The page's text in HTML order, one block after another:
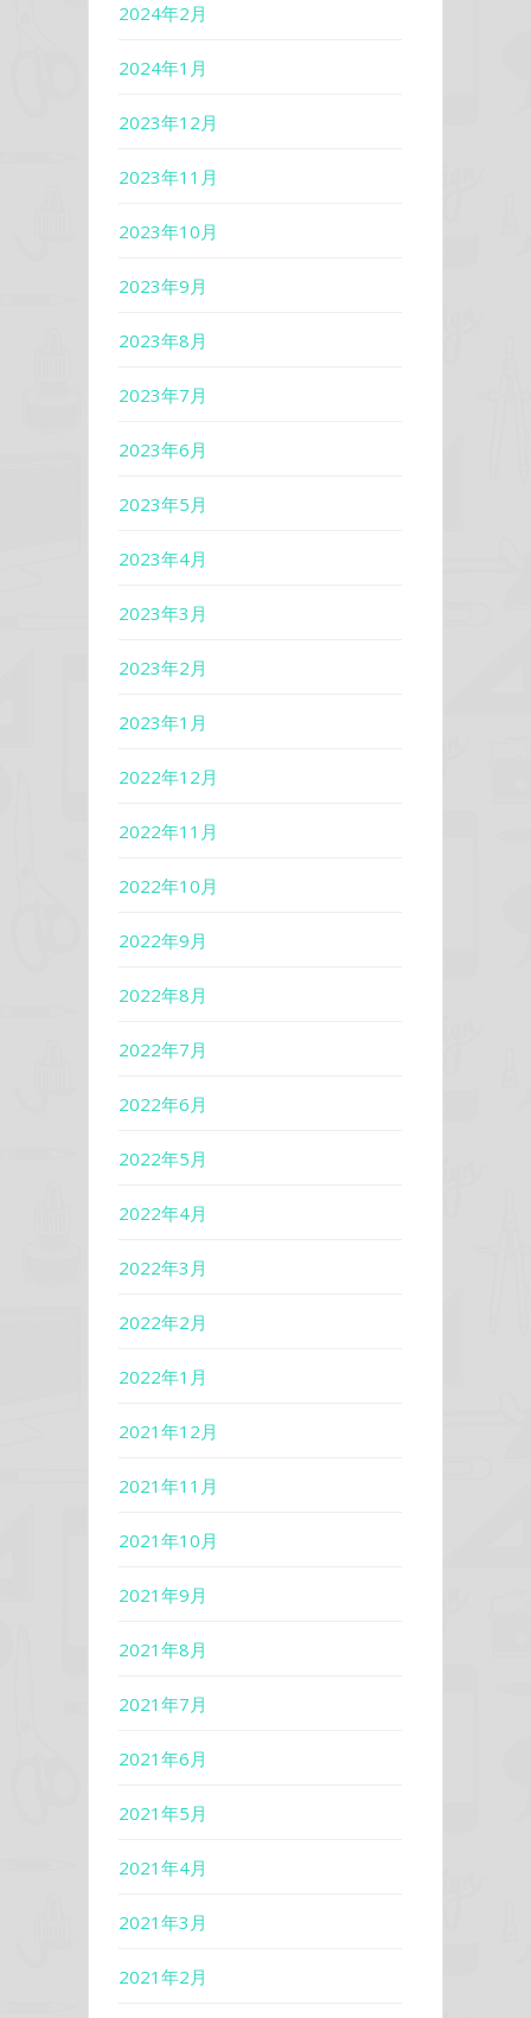
2024年2月
2024年1月
2023年12月
2023年11月
2023年10月
2023年9月
2023年8月
2023年7月
2023年6月
2023年5月
2023年4月
2023年3月
2023年2月
2023年1月
2022年12月
2022年11月
2022年10月
2022年9月
2022年8月
2022年7月
2022年6月
2022年5月
2022年4月
2022年3月
2022年2月
2022年1月
2021年12月
2021年11月
2021年10月
2021年9月
2021年8月
2021年7月
2021年6月
2021年5月
2021年4月
2021年3月
2021年2月